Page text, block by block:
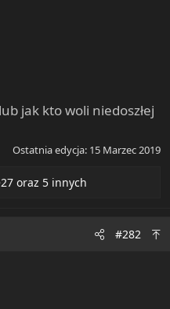
jak kto woli niedoszłej
Ostatnia edycja: 15 Marzec 2019
oraz 5 innych
#282